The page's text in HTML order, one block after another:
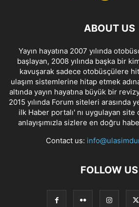
ABOUT US
Yayın hayatına 2007 yılında
başlayan, 2008 yılında başka bir
kavuşarak sadece otobüsçülere
ulaşım sistemlerine hitap etmek
altında yayın hayatına büyük bir
2015 yılında Forum siteleri arasında
ilk Haber portalı' nı uygulayan
anlayışımızla sizlere en doğru
Contact us:
FOLLOW US